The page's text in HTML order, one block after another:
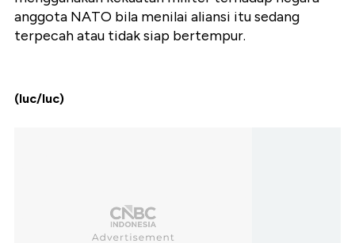
anggota NATO bila menilai aliansi itu sedang
terpecah atau tidak siap bertempur.
(luc/luc)